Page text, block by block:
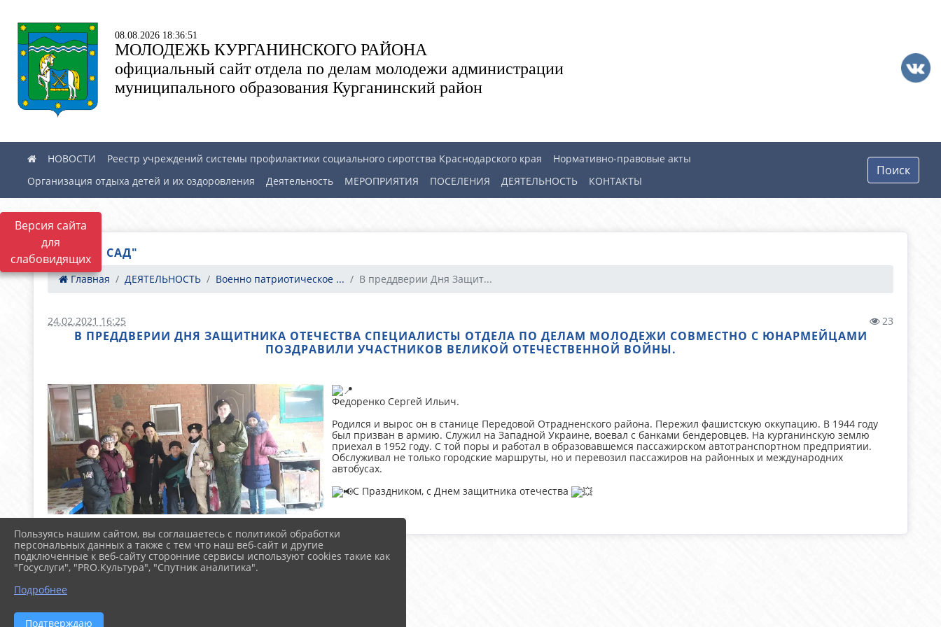
Версия сайта
для
слабовидящих
08.08.2026 18:36:51
МОЛОДЕЖЬ КУРГАНИНСКОГО РАЙОНА
официальный сайт отдела по делам молодежи администрации
муниципального образования Курганинский район
НОВОСТИ Реестр учреждений системы профилактики социального сиротства Краснодарского края
Нормативно-правовые акты
Организация отдыха детей и их оздоровления
Деятельность МЕРОПРИЯТИЯ ПОСЕЛЕНИЯ ДЕЯТЕЛЬНОСТЬ КОНТАКТЫ
Поиск
"БАБИЕВ САД"
Главная ДЕЯТЕЛЬНОСТЬ Военно патриотическое ... В преддверии Дня Защит...
24.02.2021 16:25 23
В ПРЕДДВЕРИИ ДНЯ ЗАЩИТНИКА ОТЕЧЕСТВА СПЕЦИАЛИСТЫ ОТДЕЛА ПО ДЕЛАМ МОЛОДЕЖИ СОВМЕСТНО С ЮНАРМЕЙЦАМИ
ПОЗДРАВИЛИ УЧАСТНИКОВ ВЕЛИКОЙ ОТЕЧЕСТВЕННОЙ ВОЙНЫ.
Федоренко Сергей Ильич.
Родился и вырос он в станице Передовой Отрадненского района. Пережил фашистскую оккупацию. В 1944 году
был призван в армию. Служил на Западной Украине, воевал с банками бендеровцев. На курганинскую землю
приехал в 1952 году. С той поры и работал в образовавшемся пассажирском автотранспортном предприятии.
Обслуживал не только городские маршруты, но и перевозил пассажиров на районных и международних
автобусах.
С Праздником, с Днем защитника отечества
Пользуясь нашим сайтом, вы соглашаетесь с политикой обработки
персональных данных а также с тем что наш веб-сайт и другие
подключенные к веб-сайту сторонние сервисы используют cookies такие как
"Госуслуги", "PRO.Культура", "Спутник аналитика".
Подробнее
Подтверждаю